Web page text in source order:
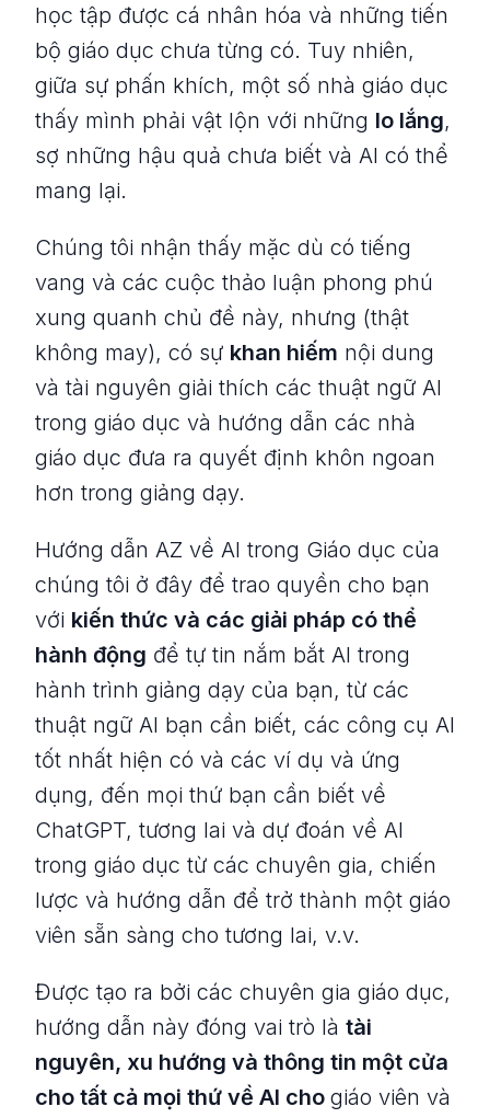
học tập được cá nhân hóa và những tiến
bộ giáo dục chưa từng có. Tuy nhiên,
giữa sự phấn khích, một số nhà giáo dục
thấy mình phải vật lộn với những lo lắng,
sợ những hậu quả chưa biết và AI có thể
mang lại.
Chúng tôi nhận thấy mặc dù có tiếng
vang và các cuộc thảo luận phong phú
xung quanh chủ đề này, nhưng (thật
không may), có sự khan hiếm nội dung
và tài nguyên giải thích các thuật ngữ AI
trong giáo dục và hướng dẫn các nhà
giáo dục đưa ra quyết định khôn ngoan
hơn trong giảng dạy.
Hướng dẫn AZ về AI trong Giáo dục của
chúng tôi ở đây để trao quyền cho bạn
với kiến thức và các giải pháp có thể
hành động để tự tin nắm bắt AI trong
hành trình giảng dạy của bạn, từ các
thuật ngữ AI bạn cần biết, các công cụ AI
tốt nhất hiện có và các ví dụ và ứng
dụng, đến mọi thứ bạn cần biết về
ChatGPT, tương lai và dự đoán về AI
trong giáo dục từ các chuyên gia, chiến
lược và hướng dẫn để trở thành một giáo
viên sẵn sàng cho tương lai, v.v.
Được tạo ra bởi các chuyên gia giáo dục,
hướng dẫn này đóng vai trò là tài
nguyên, xu hướng và thông tin một cửa
cho tất cả mọi thứ về AI cho giáo viên và